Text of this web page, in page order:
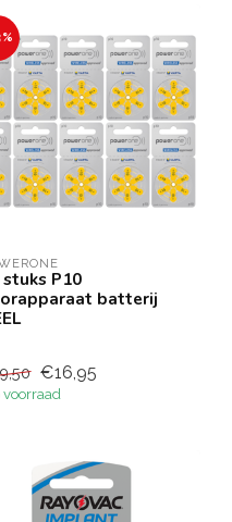
stuks P10
batterij
€16,95
voorraad